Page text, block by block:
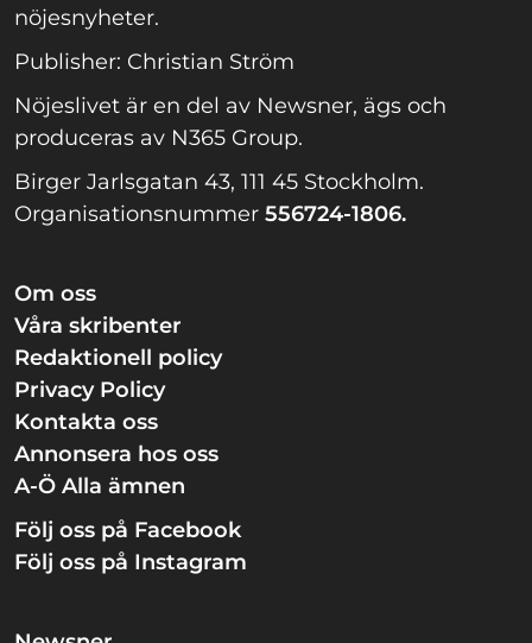
nöjesnyheter.
Publisher: Christian Ström
Nöjeslivet är en del av Newsner, ägs och
produceras av N365 Group.
Birger Jarlsgatan 43, 111 45 Stockholm.
Organisationsnummer 556724-1806.
Om oss
Våra skribenter
Redaktionell policy
Privacy Policy
Kontakta oss
Annonsera hos oss
A-Ö Alla ämnen
Följ oss på Facebook
Följ oss på Instagram